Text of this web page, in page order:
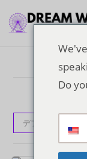
デフォルト表示
Do